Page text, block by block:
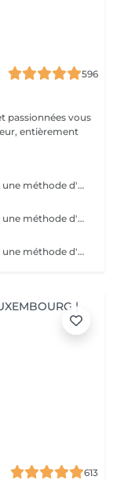
596
passionnées vous
entièrement
L'épilation au sucre est considérée comme une méthode d'épilation supérieure! C'est une méthode 100% naturelle, sans aucunes substances chimiques qui se travaille uniquement à la main. Elle permet de retirer le bulbe du poil même si celui n'est pas encore sorti de la peau.Ce qui lui donne la réputation d'épilation semi-définitive! Cette technique va aller chercher le poil en profondeur! Après 3 sessions, il est recommandé de venir toutes les 7 semaines entre chaque épilation. Economique, efficace et précise, cette technique ancestrale permet d'avoir une nouvelle vision de l'épilation. Nombreux sont ses avantages: - Moins douloureux qu'une épilation classique - Ne casse pas le poil - Réduit la croissance du poil - Soin pour la peau (doux exfoliant, soin anti-cellulite dû à la technique) - Peau douce assurée -Idéal pour les adolescents afin que le duvet ne se transforme pas en poil C'est un véritable soin pour la peau à tester !
L'épilation au sucre est considérée comme une méthode d'épilation supérieure! C'est une méthode 100% naturelle, sans aucunes substances chimiques qui se travaille uniquement à la main. Elle permet de retirer le bulbe du poil même si celui n'est pas encore sorti de la peau.Ce qui lui donne la réputation d'épilation semi-définitive! Cette technique va aller chercher le poil en profondeur! Après 3 sessions, il est recommandé de venir toutes les 7 semaines entre chaque épilation. Economique, efficace et précise, cette technique ancestrale permet d'avoir une nouvelle vision de l'épilation. Nombreux sont ses avantages: - Moins douloureux qu'une épilation classique - Ne casse pas le poil - Réduit la croissance du poil - Soin pour la peau (doux exfoliant, soin anti-cellulite dû à la technique) - Peau douce assurée -Idéal pour les adolescents afin que le duvet ne se transforme pas en poil C'est un véritable soin pour la peau à tester !
L'épilation au sucre est considérée comme une méthode d'épilation supérieure! C'est une méthode 100% naturelle, sans aucunes substances chimiques qui se travaille uniquement à la main. Elle permet de retirer le bulbe du poil même si celui n'est pas encore sorti de la peau.Ce qui lui donne la réputation d'épilation semi-définitive! Cette technique va aller chercher le poil en profondeur! Après 3 sessions, il est recommandé de venir toutes les 7 semaines entre chaque épilation. Economique, efficace et précise, cette technique ancestrale permet d'avoir une nouvelle vision de l'épilation. Nombreux sont ses avantages: - Moins douloureux qu'une épilation classique - Ne casse pas le poil - Réduit la croissance du poil - Soin pour la peau (doux exfoliant, soin anti-cellulite dû à la technique) - Peau douce assurée -Idéal pour les adolescents afin que le duvet ne se transforme pas en poil C'est un véritable soin pour la peau à tester !
613